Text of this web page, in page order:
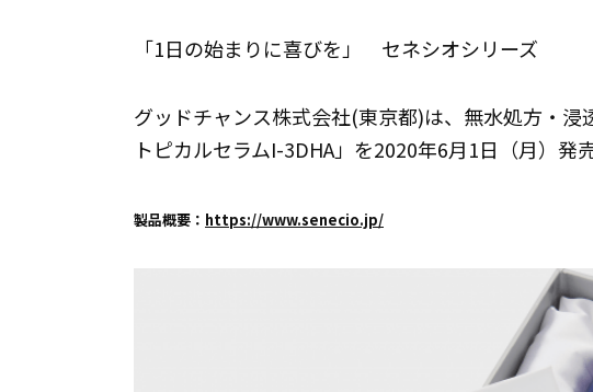
「1日の始まりに喜びを」 セネシオシリーズ
グッドチャンス株式会社(東京都)は、無水処方・
トピカルセラムI-3DHA」を2020年6月1日（月）発
製品概要： https://www.senecio.jp/